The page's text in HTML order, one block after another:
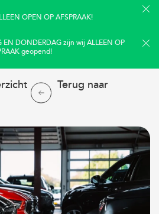
Home
Aanbod
Diensten
Over ons
Verkocht
Terug naar
OPEN OP AFSPRAAK!
DONDERDAG zijn wij ALLEEN OP
geopend!